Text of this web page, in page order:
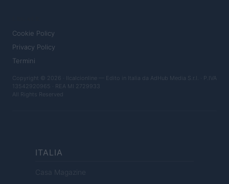
Cookie Policy
Privacy Policy
Termini
Copyright © 2026 · Ilcalcionline — Edito in Italia da AdHub Media S.r.l. · P.IVA
13542920965 · REA MI 2729933
All Rights Reserved
ITALIA
Casa Magazine